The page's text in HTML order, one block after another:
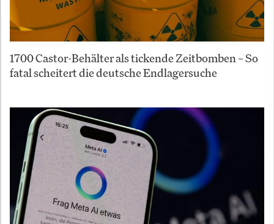
1700 Castor-Behälter als tickende Zeitbomben – So
fatal scheitert die deutsche Endlagersuche